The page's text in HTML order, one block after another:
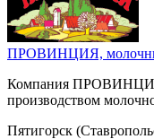
ПРОВИНЦИЯ,
Компания
производством
Пятигорск